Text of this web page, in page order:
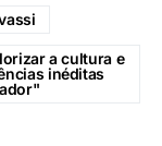
a cultura e
inéditas